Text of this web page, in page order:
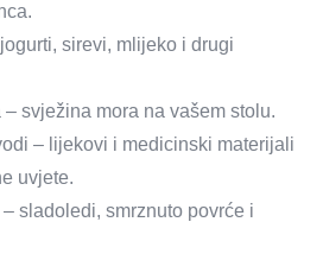
sirevi, mlijeko i drugi
svježina mora na vašem stolu.
– lijekovi i medicinski materijali
uvjete.
sladoledi, smrznuto povrće i